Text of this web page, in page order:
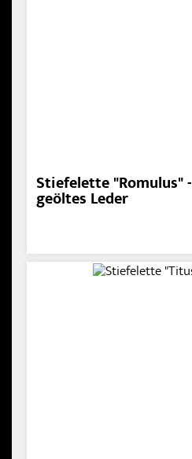
Stiefelette "Romulus" -
geöltes Leder